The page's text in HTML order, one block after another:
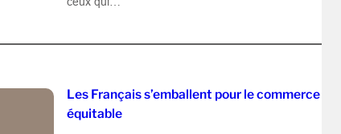
Les Français s’emballent pour le commerce
équitable